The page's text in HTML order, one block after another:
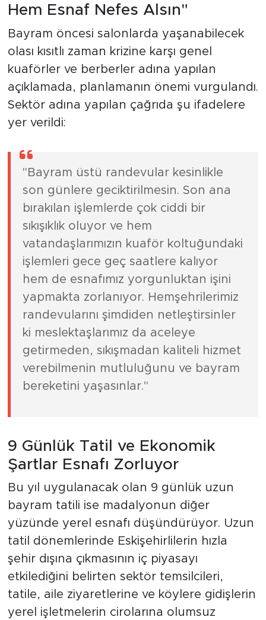
Hem Esnaf Nefes Alsın"
Bayram öncesi salonlarda yaşanabilecek
olası kısıtlı zaman krizine karşı genel
kuaförler ve berberler adına yapılan
açıklamada, planlamanın önemi vurgulandı.
Sektör adına yapılan çağrıda şu ifadelere
yer verildi:
"Bayram üstü randevular kesinlikle
son günlere geciktirilmesin. Son ana
bırakılan işlemlerde çok ciddi bir
sıkışıklık oluyor ve hem
vatandaşlarımızın kuaför koltuğundaki
işlemleri gece geç saatlere kalıyor
hem de esnafımız yorgunluktan işini
yapmakta zorlanıyor. Hemşehrilerimiz
randevularını şimdiden netleştirsinler
ki meslektaşlarımız da aceleye
getirmeden, sıkışmadan kaliteli hizmet
verebilmenin mutluluğunu ve bayram
bereketini yaşasınlar."
9 Günlük Tatil ve Ekonomik
Şartlar Esnafı Zorluyor
Bu yıl uygulanacak olan 9 günlük uzun
bayram tatili ise madalyonun diğer
yüzünde yerel esnafı düşündürüyor. Uzun
tatil dönemlerinde Eskişehirlilerin hızla
şehir dışına çıkmasının iç piyasayı
etkilediğini belirten sektör temsilcileri,
tatile, aile ziyaretlerine ve köylere gidişlerin
yerel işletmelerin cirolarına olumsuz